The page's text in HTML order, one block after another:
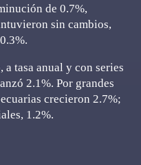
de 0.7%,
sin cambios,
a tasa anual y con series
2.1%. Por grandes
crecieron 2.7%;
1.2%.